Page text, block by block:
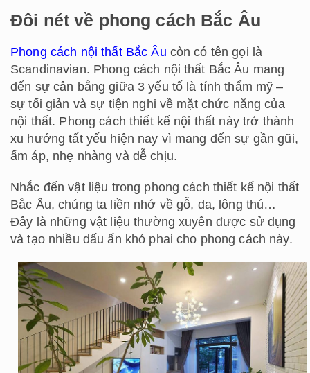
Đôi nét về phong cách Bắc Âu
Phong cách nội thất Bắc Âu còn có tên gọi là
Scandinavian. Phong cách nội thất Bắc Âu mang
đến sự cân bằng giữa 3 yếu tố là tính thẩm mỹ –
sự tối giản và sự tiện nghi về mặt chức năng của
nội thất. Phong cách thiết kế nội thất này trở thành
xu hướng tất yếu hiện nay vì mang đến sự gần gũi,
ấm áp, nhẹ nhàng và dễ chịu.
Nhắc đến vật liệu trong phong cách thiết kế nội thất
Bắc Âu, chúng ta liền nhớ về gỗ, da, lông thú…
Đây là những vật liệu thường xuyên được sử dụng
và tạo nhiều dấu ấn khó phai cho phong cách này.